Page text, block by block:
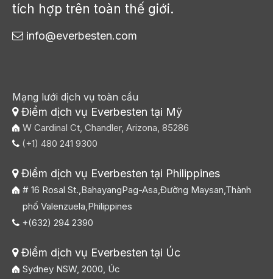
tích hợp trên toàn thế giới.
 info@everbesten.com
Mạng lưới dịch vụ toàn cầu
Điểm dịch vụ Everbesten tại Mỹ
W Cardinal Ct, Chandler, Arizona, 85286
 (+1) 480 241 9300
Điểm dịch vụ Everbesten tại Philippines
# 16 Rosal St.,BahayangPag-Asa,Đường Maysan,Thành
phố Valenzuela,Philippines
 +(632) 294 2390
Điểm dịch vụ Everbesten tại Úc
Sydney NSW, 2000, Úc